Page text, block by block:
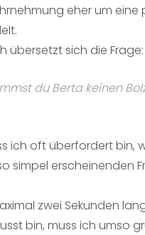
eher um eine
übersetzt sich die Frage:
du Berta keinen
ich oft überfordert bin,
simpel erscheinenden
zwei Sekunden
bin, muss ich umso